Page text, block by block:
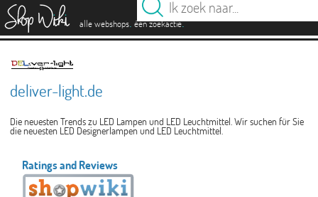
alle webshops. één zoekactie.
deliver-light.de
Die neuesten Trends zu LED Lampen und LED Leuchtmittel. Wir suchen für Sie
die neuesten LED Designerlampen und LED Leuchtmittel.
Ratings and Reviews